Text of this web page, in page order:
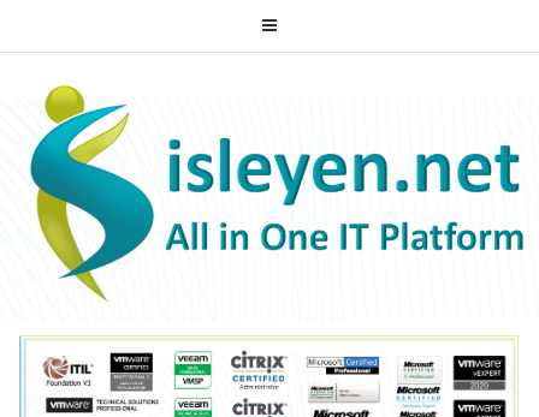
to
ISLEYEN.NET
All-in-One IT Platform